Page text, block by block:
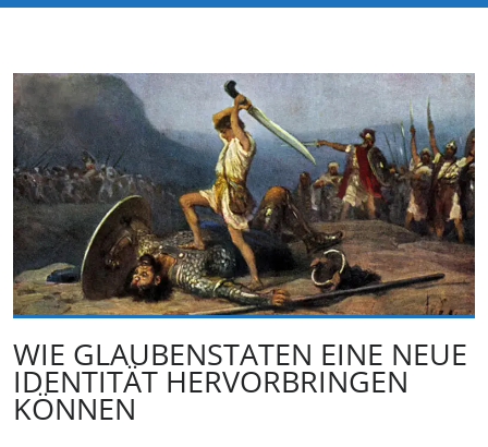
WIE GLAUBENSTATEN EINE NEUE
IDENTITÄT HERVORBRINGEN
KÖNNEN